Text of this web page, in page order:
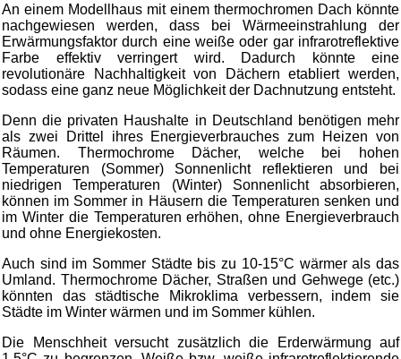
An einem Modellhaus mit einem thermochromen Dach könnte
nachgewiesen werden, dass bei Wärmeeinstrahlung der
Erwärmungsfaktor durch eine weiße oder gar infrarotreflektive
Farbe effektiv verringert wird. Dadurch könnte eine
revolutionäre Nachhaltigkeit von Dächern etabliert werden,
sodass eine ganz neue Möglichkeit der Dachnutzung entsteht.
Denn die privaten Haushalte in Deutschland benötigen mehr
als zwei Drittel ihres Energieverbrauches zum Heizen von
Räumen. Thermochrome Dächer, welche bei hohen
Temperaturen (Sommer) Sonnenlicht reflektieren und bei
niedrigen Temperaturen (Winter) Sonnenlicht absorbieren,
können im Sommer in Häusern die Temperaturen senken und
im Winter die Temperaturen erhöhen, ohne Energieverbrauch
und ohne Energiekosten.
Auch sind im Sommer Städte bis zu 10-15°C wärmer als das
Umland. Thermochrome Dächer, Straßen und Gehwege (etc.)
könnten das städtische Mikroklima verbessern, indem sie
Städte im Winter wärmen und im Sommer kühlen.
Die Menschheit versucht zusätzlich die Erderwärmung auf